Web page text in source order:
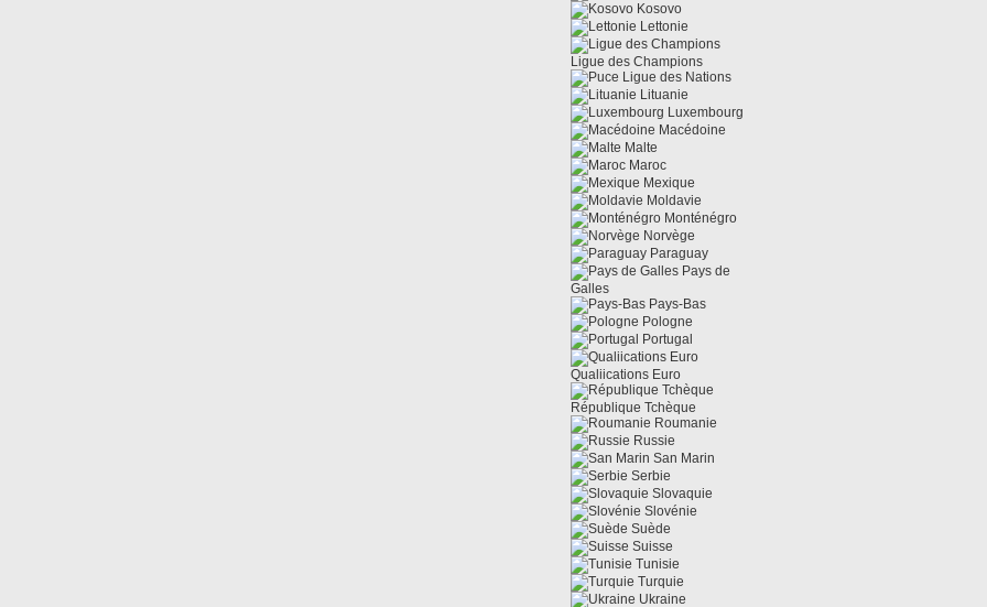
Kosovo
Lettonie
Ligue des Champions
Ligue des Nations
Lituanie
Luxembourg
Macédoine
Malte
Maroc
Mexique
Moldavie
Monténégro
Norvège
Paraguay
Pays de
Galles
Pays-Bas
Pologne
Portugal
Qualiications Euro
République Tchèque
Roumanie
Russie
San Marin
Serbie
Slovaquie
Slovénie
Suède
Suisse
Tunisie
Turquie
Ukraine